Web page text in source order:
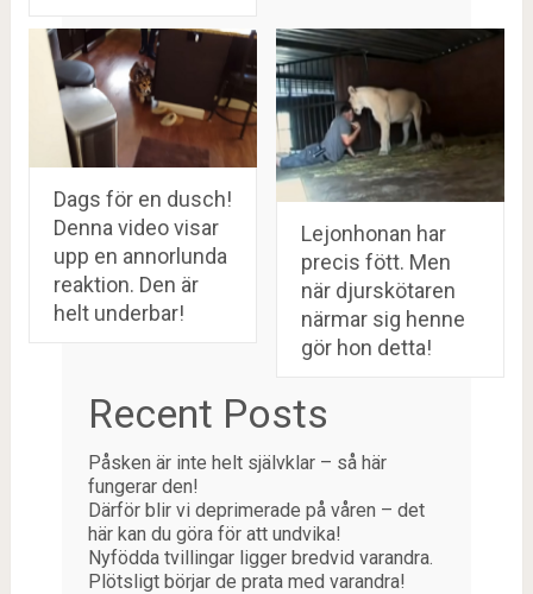
Dags för en dusch!
Denna video visar
upp en annorlunda
reaktion. Den är
helt underbar!
Lejonhonan har
precis fött. Men
när djurskötaren
närmar sig henne
gör hon detta!
Recent Posts
Påsken är inte helt självklar – så här
fungerar den!
Därför blir vi deprimerade på våren – det
här kan du göra för att undvika!
Nyfödda tvillingar ligger bredvid varandra.
Plötsligt börjar de prata med varandra!